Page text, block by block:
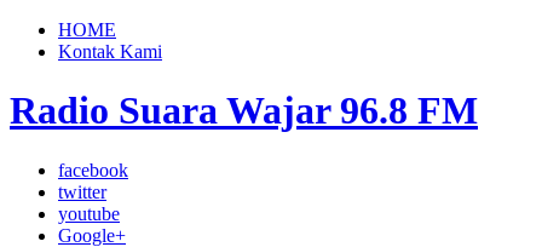
HOME
Kontak Kami
Radio Suara Wajar 96.8 FM
facebook
twitter
youtube
Google+